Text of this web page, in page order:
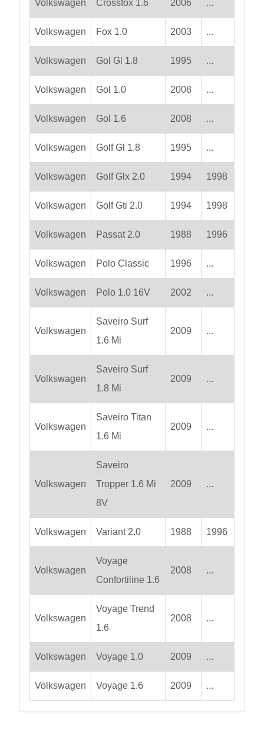
Volkswagen Crossfox 1.6 2006 ...
Volkswagen Fox 1.0 2003 ...
Volkswagen Gol Gl 1.8 1995 ...
Volkswagen Gol 1.0 2008 ...
Volkswagen Gol 1.6 2008 ...
Volkswagen Golf Gl 1.8 1995 ...
Volkswagen Golf Glx 2.0 1994 1998
Volkswagen Golf Gti 2.0 1994 1998
Volkswagen Passat 2.0 1988 1996
Volkswagen Polo Classic 1996 ...
Volkswagen Polo 1.0 16V 2002 ...
Volkswagen
Saveiro Surf
1.6 Mi
2009 ...
Volkswagen
Saveiro Surf
1.8 Mi
2009 ...
Volkswagen
Saveiro Titan
1.6 Mi
2009 ...
Volkswagen
Saveiro
Tropper 1.6 Mi
8V
2009 ...
Volkswagen Variant 2.0 1988 1996
Volkswagen
Voyage
Confortiline 1.6
2008 ...
Volkswagen
Voyage Trend
1.6
2008 ...
Volkswagen Voyage 1.0 2009 ...
Volkswagen Voyage 1.6 2009 ...